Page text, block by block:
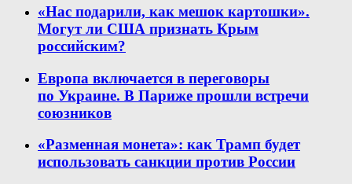
«Нас подарили, как мешок картошки».
Могут ли США признать Крым
российским?
Европа включается в переговоры
по Украине. В Париже прошли встречи
союзников
«Разменная монета»: как Трамп будет
использовать санкции против России